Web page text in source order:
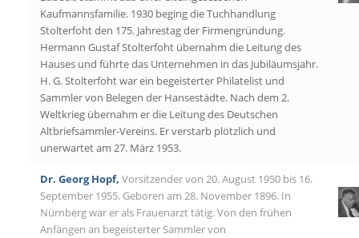
Kaufmannsfamilie. 1930 beging die Tuchhandlung
Stolterfoht den 175. Jahrestag der Firmengründung.
Hermann Gustaf Stolterfoht übernahm die Leitung des
Hauses und führte das Unternehmen in das Jubiläumsjahr.
H. G. Stolterfoht war ein begeisterter Philatelist und
Sammler von Belegen der Hansestädte. Nach dem 2.
Weltkrieg übernahm er die Leitung des Deutschen
Altbriefsammler-Vereins. Er verstarb plötzlich und
unerwartet am 27. März 1953.
Dr. Georg Hopf, Vorsitzender von 20. August 1950 bis 16.
September 1955. Geboren am 28. November 1896. In
Nürnberg war er als Frauenarzt tätig. Von den frühen
Anfängen an begeisterter Sammler von